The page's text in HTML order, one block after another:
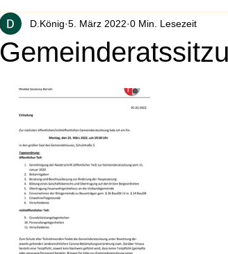
D.König 5. März 2022 0 Min. Lesezeit